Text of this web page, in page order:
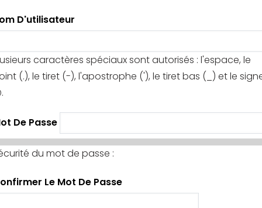
D'utilisateur
caractères spéciaux sont autorisés : l'espace, le
(.), le tiret (-), l'apostrophe ('), le tiret bas (_) et le
De Passe
du mot de passe :
Le Mot De Passe